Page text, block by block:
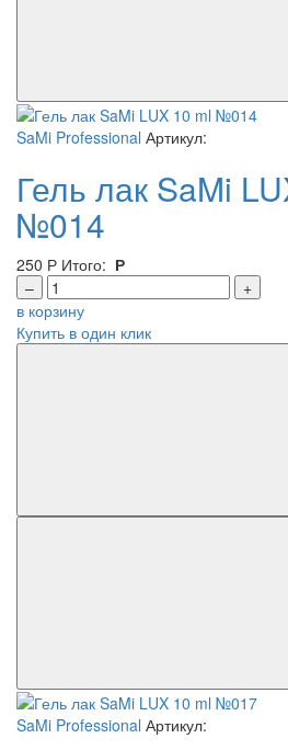
SaMi Professional Артикул:
Гель лак SaMi
№014
250 Р Итого: Р
–
+
в корзину
Купить в один клик
SaMi Professional Артикул: